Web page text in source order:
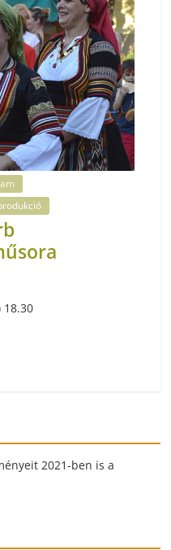
18.30
2021-ben is a